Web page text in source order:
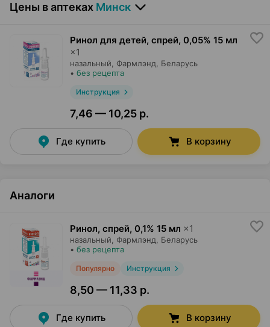
Цены в аптеках Минск
Ринол для детей, спрей, 0,05% 15 мл
×1
назальный, Фармлэнд, Беларусь
• без рецепта
Инструкция
7,46 — 10,25 р.
Где купить В корзину
Аналоги
Ринол, спрей, 0,1% 15 мл ×1
назальный, Фармлэнд, Беларусь
• без рецепта
Популярно Инструкция
8,50 — 11,33 р.
Где купить В корзину